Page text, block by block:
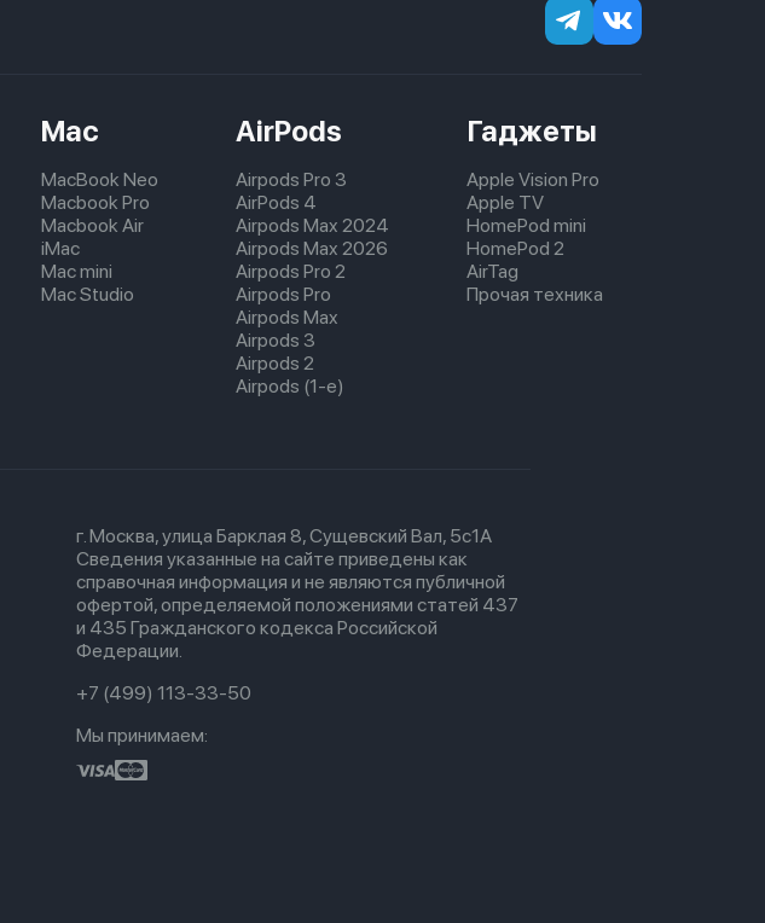
Mac
MacBook Neo
Macbook Pro
Macbook Air
iMac
Mac mini
Mac Studio
AirPods
Airpods Pro 3
AirPods 4
Airpods Max 2024
Airpods Max 2026
Airpods Pro 2
Airpods Pro
Airpods Max
Airpods 3
Airpods 2
Airpods (1-е)
Гаджеты
Apple Vision Pro
Apple TV
HomePod mini
HomePod 2
AirTag
Прочая техника
г. Москва, улица Барклая 8, Сущевский Вал, 5с1А
Сведения указанные на сайте приведены как
справочная информация и не являются публичной
офертой, определяемой положениями статей 437
и 435 Гражданского кодекса Российской
Федерации.
+7 (499) 113-33-50
Мы принимаем: